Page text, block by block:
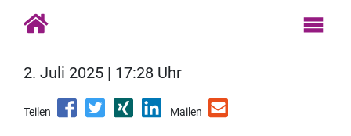
2. Juli 2025 | 17:28 Uhr
Teilen Mailen